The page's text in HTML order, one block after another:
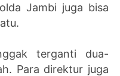
Jambi juga bisa
terganti dua-
Para direktur juga